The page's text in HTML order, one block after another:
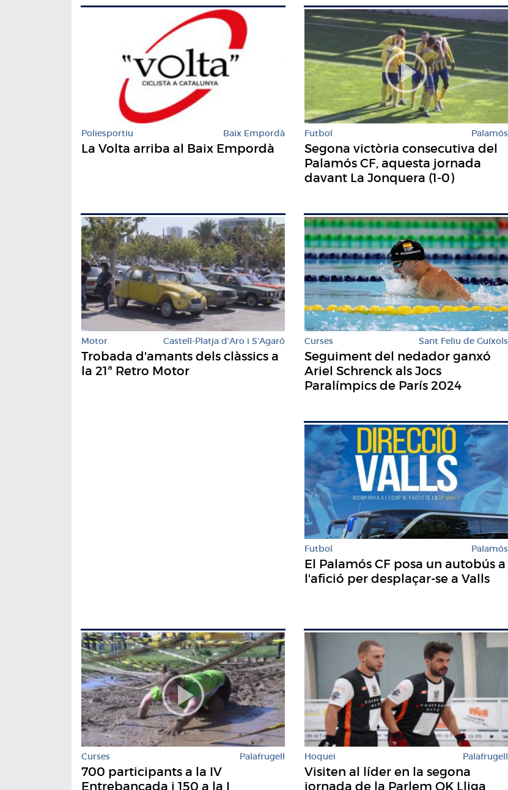
Poliesportiu Baix Empordà
La Volta arriba al Baix Empordà
Futbol Palamós
Segona victòria consecutiva del
Palamós CF, aquesta jornada
davant La Jonquera (1-0)
Motor Castell-Platja d'Aro i S'Agaró
Trobada d'amants dels clàssics a
la 21ª Retro Motor
Curses Sant Feliu de Guíxols
Seguiment del nedador ganxó
Ariel Schrenck als Jocs
Paralímpics de París 2024
Futbol Palamós
El Palamós CF posa un autobús a
l'afició per desplaçar-se a Valls
Curses Palafrugell
700 participants a la IV
Entrebancada i 150 a la I
Hoquei Palafrugell
Visiten al líder en la segona
jornada de la Parlem OK Lliga